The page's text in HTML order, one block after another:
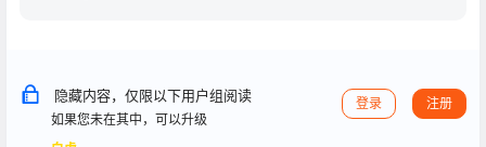
隐藏内容，仅限以下用户组阅读
如果您未在其中，可以升级
登录 注册